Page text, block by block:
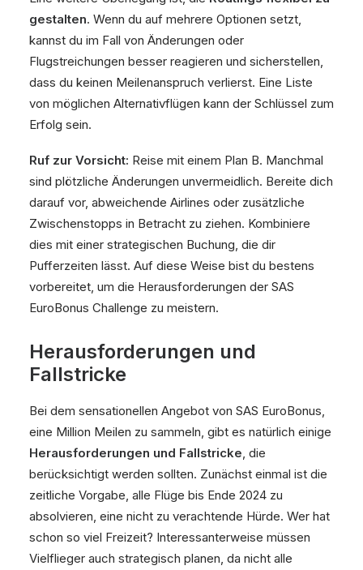
gestalten. Wenn du auf mehrere Optionen setzt,
kannst du im Fall von Änderungen oder
Flugstreichungen besser reagieren und sicherstellen,
dass du keinen Meilenanspruch verlierst. Eine Liste
von möglichen Alternativflügen kann der Schlüssel zum
Erfolg sein.
Ruf zur Vorsicht: Reise mit einem Plan B. Manchmal
sind plötzliche Änderungen unvermeidlich. Bereite dich
darauf vor, abweichende Airlines oder zusätzliche
Zwischenstopps in Betracht zu ziehen. Kombiniere
dies mit einer strategischen Buchung, die dir
Pufferzeiten lässt. Auf diese Weise bist du bestens
vorbereitet, um die Herausforderungen der SAS
EuroBonus Challenge zu meistern.
Herausforderungen und
Fallstricke
Bei dem sensationellen Angebot von SAS EuroBonus,
eine Million Meilen zu sammeln, gibt es natürlich einige
Herausforderungen und Fallstricke, die
berücksichtigt werden sollten. Zunächst einmal ist die
zeitliche Vorgabe, alle Flüge bis Ende 2024 zu
absolvieren, eine nicht zu verachtende Hürde. Wer hat
schon so viel Freizeit? Interessanterweise müssen
Vielflieger auch strategisch planen, da nicht alle